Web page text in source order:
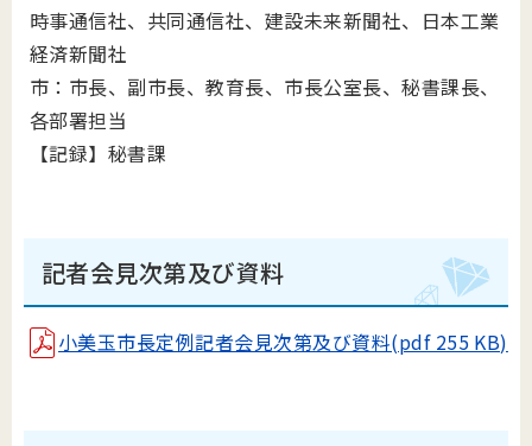
時事通信社、共同通信社、 建設未来新聞社、日本工業
経済新聞社
市：市長、副市長、教育長、市長公室長、秘書課長、
各部署担当
【記録】秘書課
記者会見次第及び資料
小美玉市長定例記者会見次第及び資料(pdf 255 KB)